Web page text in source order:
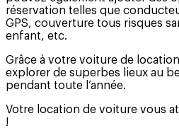
réservation telles que
GPS, couverture tous risques
enfant, etc.
Grâce à votre voiture de
explorer de superbes lieux au
pendant toute l’année.
Votre location de voiture vous
!